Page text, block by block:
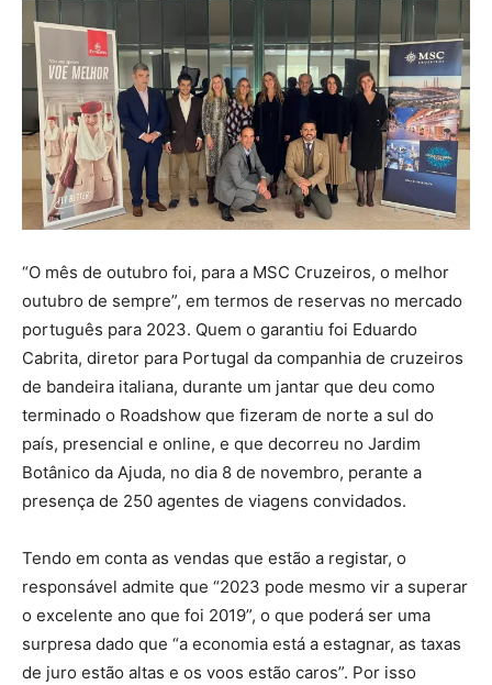
“O mês de outubro foi, para a MSC Cruzeiros, o melhor
outubro de sempre”, em termos de reservas no mercado
português para 2023. Quem o garantiu foi Eduardo
Cabrita, diretor para Portugal da companhia de cruzeiros
de bandeira italiana, durante um jantar que deu como
terminado o Roadshow que fizeram de norte a sul do
país, presencial e online, e que decorreu no Jardim
Botânico da Ajuda, no dia 8 de novembro, perante a
presença de 250 agentes de viagens convidados.
Tendo em conta as vendas que estão a registar, o
responsável admite que “2023 pode mesmo vir a superar
o excelente ano que foi 2019”, o que poderá ser uma
surpresa dado que “a economia está a estagnar, as taxas
de juro estão altas e os voos estão caros”. Por isso